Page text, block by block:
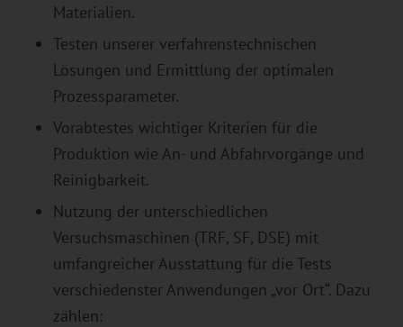
Materialien.
Testen unserer verfahrenstechnischen
Lösungen und Ermittlung der optimalen
Prozessparameter.
Vorabtestes wichtiger Kriterien für die
Produktion wie An- und Abfahrvorgänge und
Reinigbarkeit.
Nutzung der unterschiedlichen
Versuchsmaschinen (TRF, SF, DSE) mit
umfangreicher Ausstattung für die Tests
verschiedenster Anwendungen „vor Ort“. Dazu
zählen: